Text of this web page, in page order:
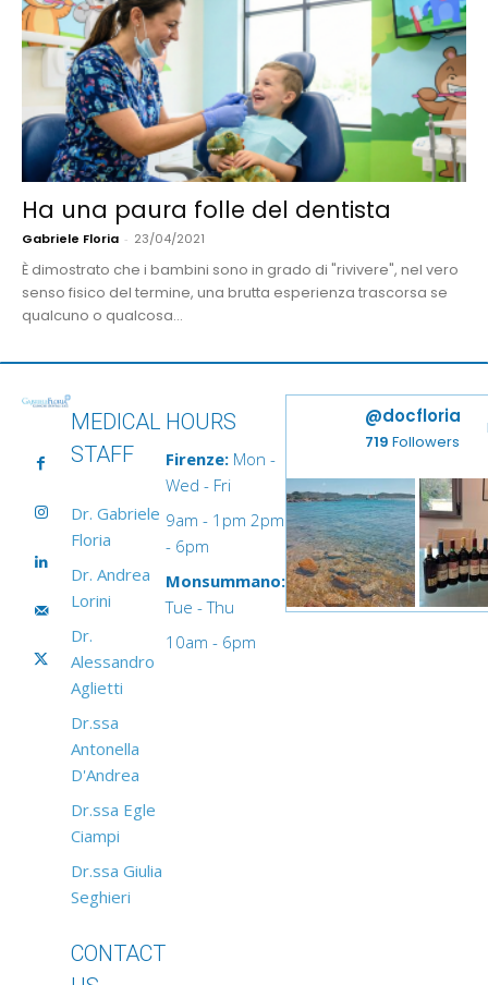
Ha una paura folle del dentista
Gabriele Floria - 23/04/2021
È dimostrato che i bambini sono in grado di "rivivere", nel vero
senso fisico del termine, una brutta esperienza trascorsa se
qualcuno o qualcosa...
MEDICAL
STAFF
Dr. Gabriele
Floria
Dr. Andrea
Lorini
Dr.
Alessandro
Aglietti
Dr.ssa
Antonella
D'Andrea
Dr.ssa Egle
Ciampi
Dr.ssa Giulia
Seghieri
CONTACT
HOURS
Firenze: Mon -
Wed - Fri
9am - 1pm 2pm
- 6pm
Monsummano:
Tue - Thu
10am - 6pm
@docfloria
719 Followers